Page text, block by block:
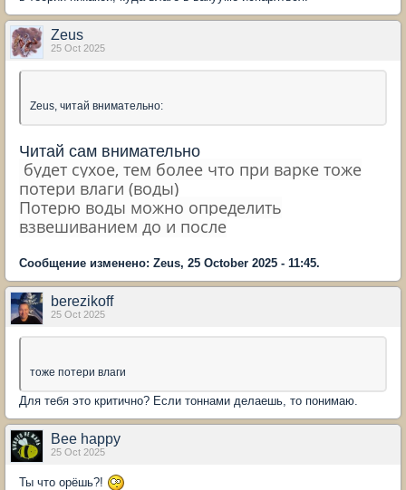
Zeus
25 Oct 2025
Zeus, читай внимательно:
Читай сам внимательно
будет сухое, тем более что при варке тоже
потери влаги (воды)
Потерю воды можно определить
взвешиванием до и после
Сообщение изменено: Zeus, 25 October 2025 - 11:45.
berezikoff
25 Oct 2025
тоже потери влаги
Для тебя это критично? Если тоннами делаешь, то понимаю.
Bee happy
25 Oct 2025
Ты что орёшь?!